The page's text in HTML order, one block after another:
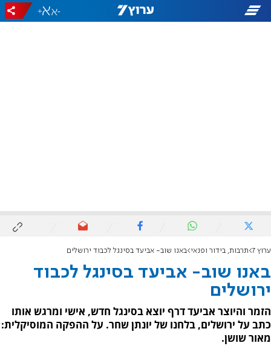
-
+
ערוץ 7 תרבות, בידור ופנאי באנו שוב- אביעד בסינגל לכבוד ירושלים
באנו שוב- אביעד בסינגל לכבוד
ירושלים
הזמר והיוצר אביעד דרף יוצא בסינגל חדש, אישי ומרגש אותו
כתב על ירושלים, בלחנו של יונתן שחר. על ההפקה המוסיקלית:
מאור שושן.